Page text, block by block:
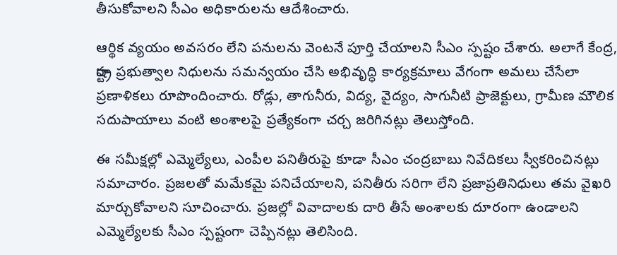
తీసుకోవాలని సీఎం అధికారులను ఆదేశించారు.
ఆర్థిక వ్యయం అవసరం లేని పనులను వెంటనే పూర్తి చేయాలని సీఎం స్పష్టం చేశారు. అలాగే కేంద్ర,
రాష్ట్ర ప్రభుత్వాల నిధులను సమన్వయం చేసి అభివృద్ధి కార్యక్రమాలు వేగంగా అమలు చేసేలా
ప్రణాళికలు రూపొందించారు. రోడ్లు, తాగునీరు, విద్య, వైద్యం, సాగునీటి ప్రాజెక్టులు, గ్రామీణ మౌలిక
సదుపాయాలు వంటి అంశాలపై ప్రత్యేకంగా చర్చ జరిగినట్లు తెలుస్తోంది.
ఈ సమీక్షల్లో ఎమ్మెల్యేలు, ఎంపీల పనితీరుపై కూడా సీఎం చంద్రబాబు నివేదికలు స్వీకరించినట్లు
సమాచారం. ప్రజలతో మమేకమై పనిచేయాలని, పనితీరు సరిగా లేని ప్రజాప్రతినిధులు తమ వైఖరి
మార్చుకోవాలని సూచించారు. ప్రజల్లో వివాదాలకు దారి తీసే అంశాలకు దూరంగా ఉండాలని
ఎమ్మెల్యేలకు సీఎం స్పష్టంగా చెప్పినట్లు తెలిసింది.